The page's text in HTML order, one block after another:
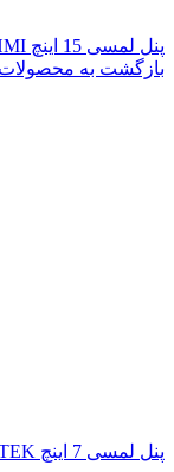
پنل لمسی 15 اینچ WEINTEK HMI
بازگشت به محصولات
پنل لمسی 7 اینچ HMI WEINTEK